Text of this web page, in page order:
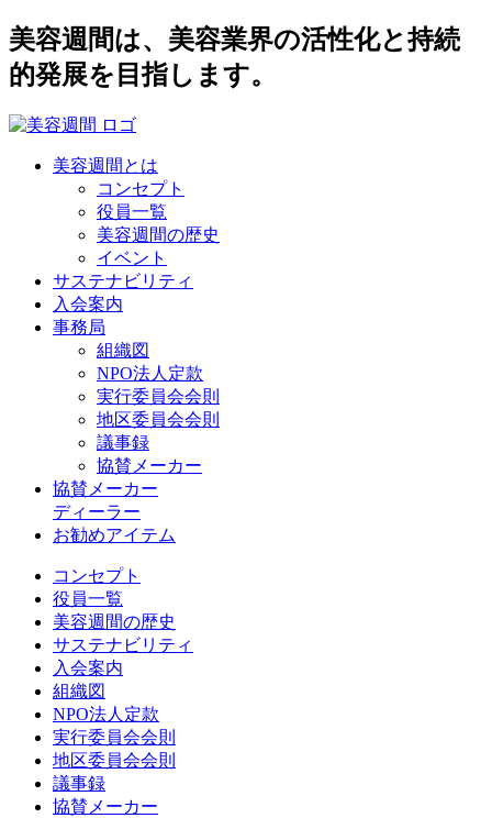
美容週間は、美容業界の活性化と持続
的発展を目指します。
美容週間とは
コンセプト
役員一覧
美容週間の歴史
イベント
サステナビリティ
入会案内
事務局
組織図
NPO法人定款
実行委員会会則
地区委員会会則
議事録
協賛メーカー
協賛メーカー
ディーラー
お勧めアイテム
コンセプト
役員一覧
美容週間の歴史
サステナビリティ
入会案内
組織図
NPO法人定款
実行委員会会則
地区委員会会則
議事録
協賛メーカー